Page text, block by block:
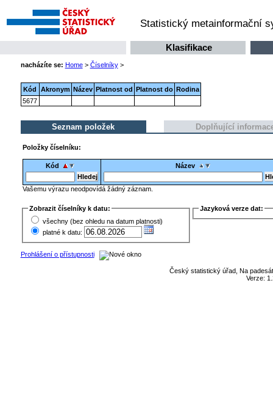
Statistický metainformační
Klasifikace
nacházíte se: Home> Číselníky>
Kód Akronym Název Platnost od Platnost do Rodina
5677
Seznam položek Doplňující
Položky číselníku:
Kód Název
Vašemu výrazu neodpovídá žádný záznam.
Zobrazit číselníky k datu:
všechny (bez ohledu na datum platnosti)
platné k datu:
Jazyková verze dat:
Prohlášení o přístupnosti
Český statistický úřad, Na
Verze: